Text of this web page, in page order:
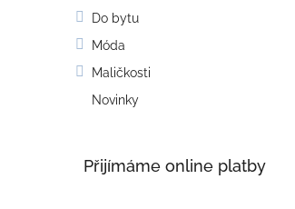
Do bytu
Móda
Maličkosti
Novinky
Přijímáme online platby